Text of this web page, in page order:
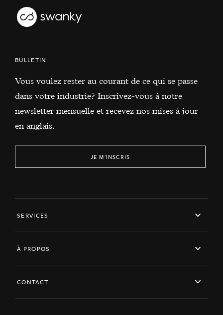
BULLETIN
Vous voulez rester au courant de ce qui se passe
dans votre industrie? Inscrivez-vous à notre
newsletter mensuelle et recevez nos mises à jour
en anglais.
JE M'INSCRIS
SERVICES
À PROPOS
CONTACT